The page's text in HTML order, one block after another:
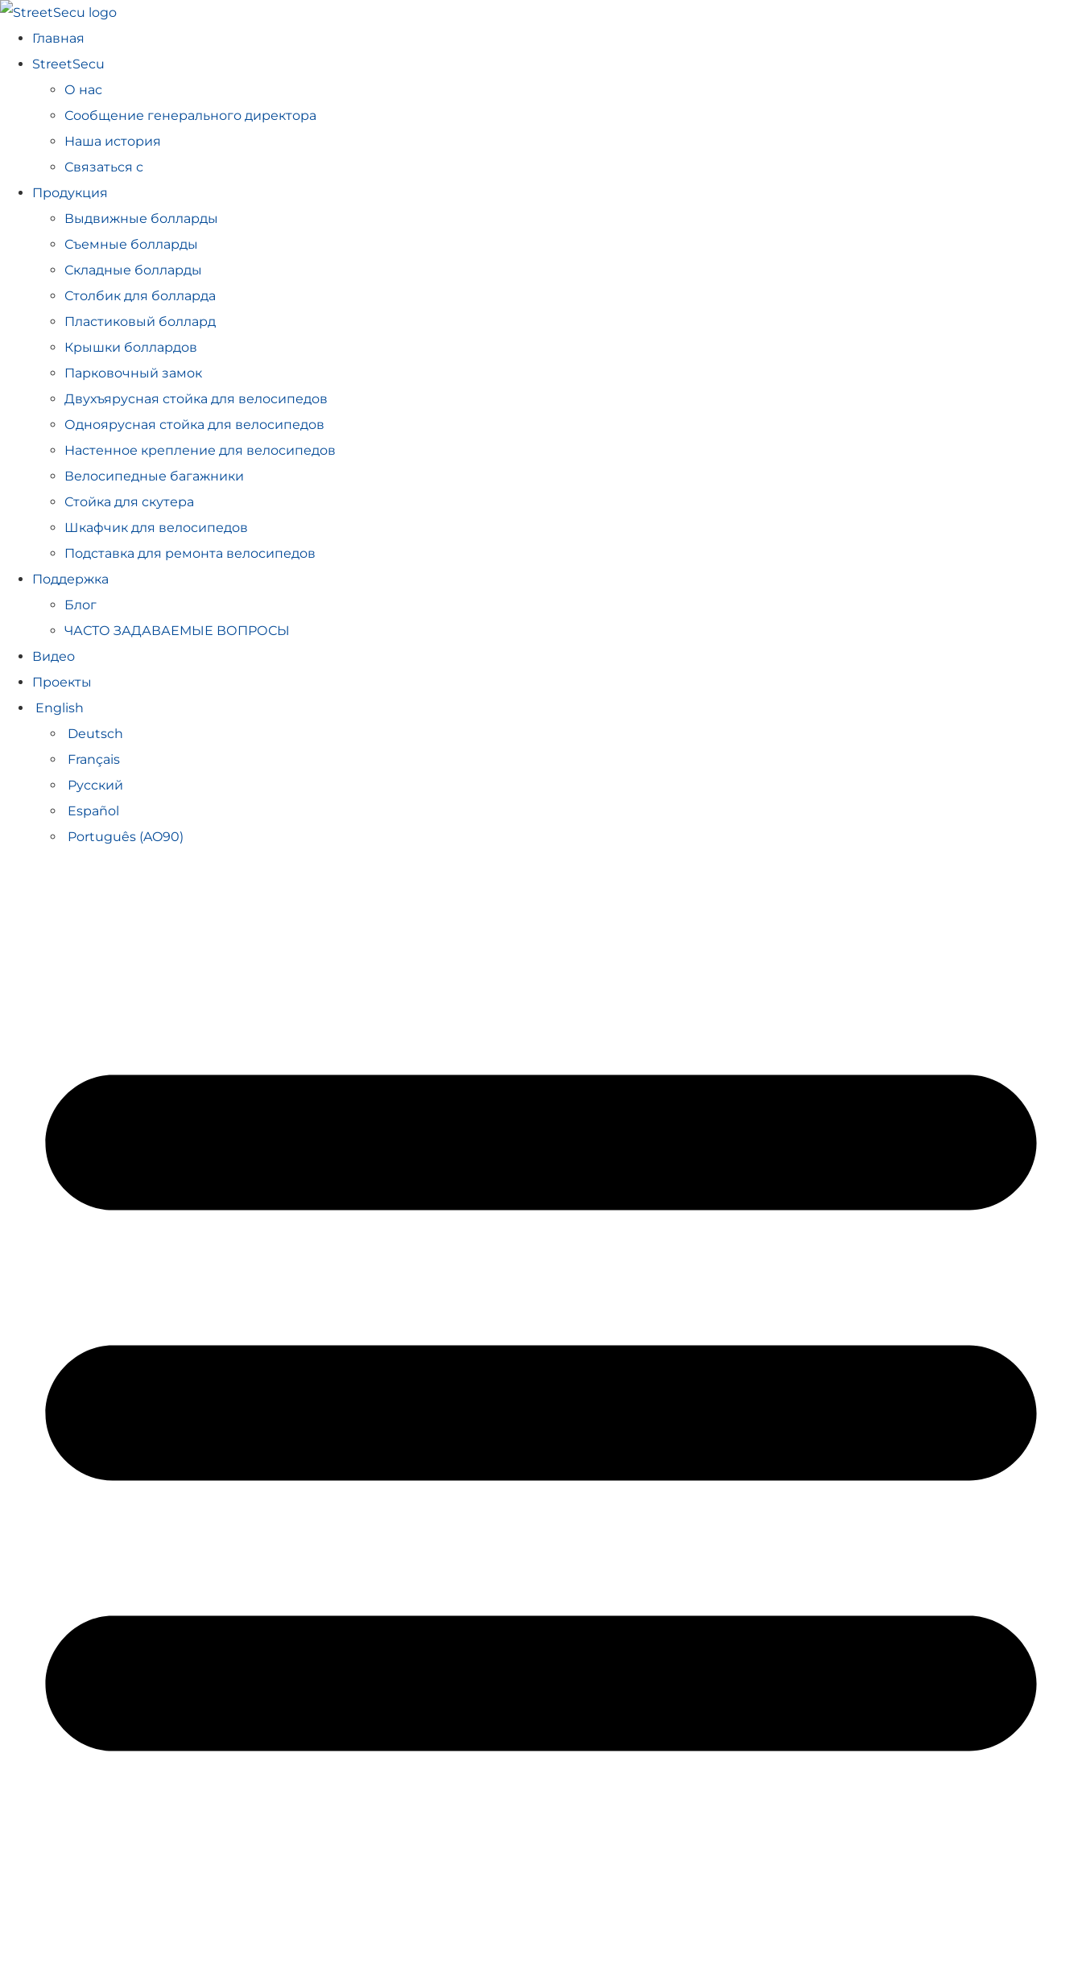
Главная
StreetSecu
О нас
Сообщение генерального директора
Наша история
Связаться с
Продукция
Выдвижные болларды
Съемные болларды
Складные болларды
Столбик для болларда
Пластиковый боллард
Крышки боллардов
Парковочный замок
Двухъярусная стойка для велосипедов
Одноярусная стойка для велосипедов
Настенное крепление для велосипедов
Велосипедные багажники
Стойка для скутера
Шкафчик для велосипедов
Подставка для ремонта велосипедов
Поддержка
Блог
ЧАСТО ЗАДАВАЕМЫЕ ВОПРОСЫ
Видео
Проекты
English
Deutsch
Français
Русский
Español
Português (AO90)